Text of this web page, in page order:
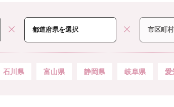
石川県 富山県 静岡県 岐阜県 愛